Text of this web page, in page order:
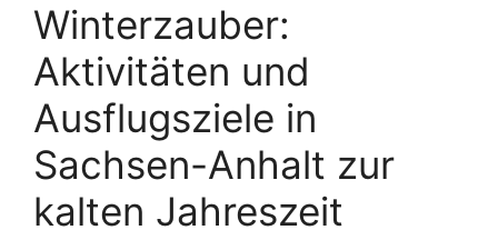
Winterzauber:
Aktivitäten und
Ausflugsziele in
Sachsen-Anhalt zur
kalten Jahreszeit